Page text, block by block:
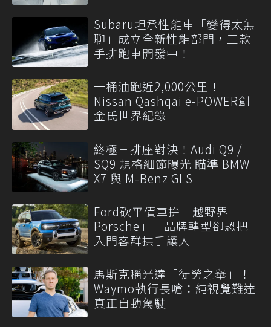
Subaru坦承性能車「變得太無
聊」成立全新性能部門，三款
手排跑車開發中！
一桶油跑近2,000公里！
Nissan Qashqai e-POWER創
金氏世界紀錄
終極三排座對決！Audi Q9 /
SQ9 規格細節曝光 瞄準 BMW
X7 與 M-Benz GLS
Ford砍平價車拚「越野界
Porsche」 品牌轉型卻恐把
入門客群拱手讓人
馬斯克稱光達「徒勞之舉」！
Waymo執行長嗆：純視覺難達
真正自動駕駛